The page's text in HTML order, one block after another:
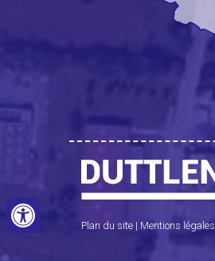
Plan du site | Mentions légales